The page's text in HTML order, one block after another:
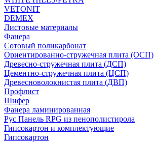
VETONIT
DEMEX
Листовые материалы
Фанера
Сотовый поликарбонат
Ориентированно-стружечная плита (ОСП)
Древесно-стружечная плита (ДСП)
Цементно-стружечная плита (ЦСП)
Древесноволокнистая плита (ДВП)
Профлист
Шифер
Фанера ламинированная
Рус Панель RPG из пенополистирола
Гипсокартон и комплектующие
Гипсокартон